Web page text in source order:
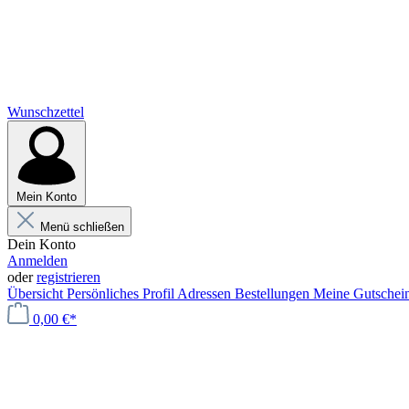
Wunschzettel
Mein Konto
Menü schließen
Dein Konto
Anmelden
oderregistrieren
Übersicht Persönliches Profil Adressen Bestellungen Meine
0,00 €*